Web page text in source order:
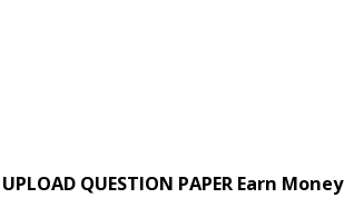
UPLOAD QUESTION PAPER Earn Money